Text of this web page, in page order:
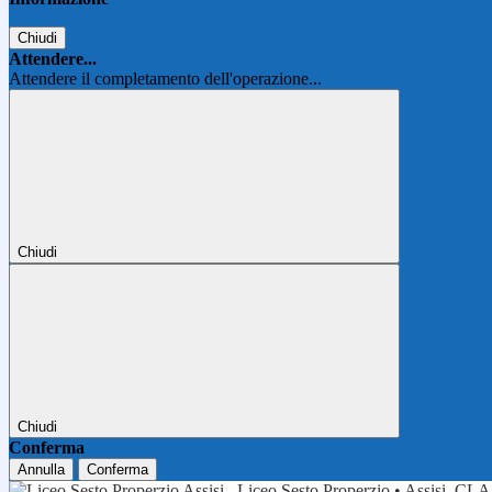
Chiudi
Attendere...
Attendere il completamento dell'operazione...
Chiudi
Chiudi
Conferma
Annulla Conferma